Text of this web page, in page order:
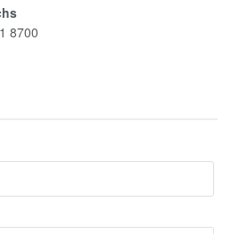
8700